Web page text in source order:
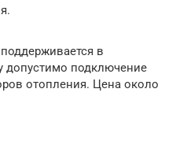
в
допустимо подключение
отопления. Цена около